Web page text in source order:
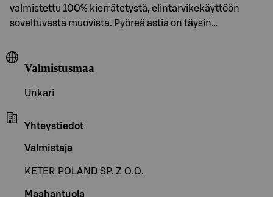
valmistettu 100% kierrätetystä, elintarvikekäyttöön
soveltuvasta muovista. Pyöreä astia on täysin…
Valmistusmaa
Unkari
Yhteystiedot
Valmistaja
KETER POLAND SP. Z O.O.
Maahantuoja